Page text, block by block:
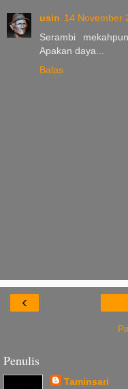
usin 14 November
Serambi
Apakan daya...
Balas
‹
Penulis
Taminsari